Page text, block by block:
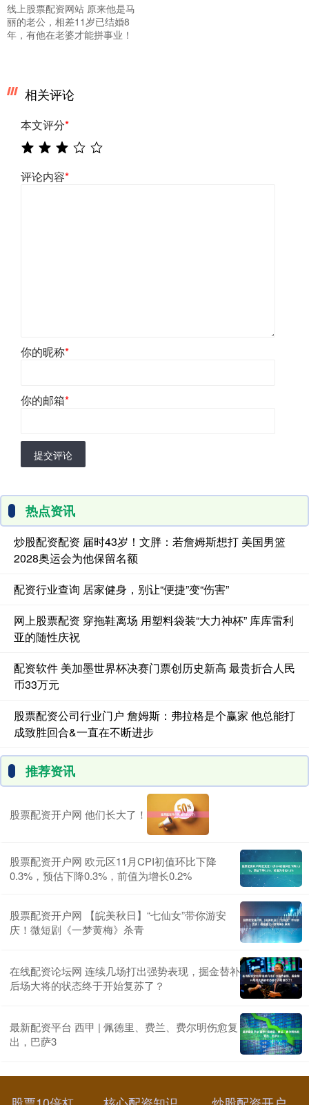
线上股票配资网站 原来他是马
丽的老公，相差11岁已结婚8
年，有他在老婆才能拼事业！
相关评论
本文评分*
评论内容*
你的昵称*
你的邮箱*
提交评论
热点资讯
炒股配资配资 届时43岁！文胖：若詹姆斯想打 美国男篮
2028奥运会为他保留名额
配资行业查询 居家健身，别让“便捷”变“伤害”
网上股票配资 穿拖鞋离场 用塑料袋装“大力神杯” 库库雷利
亚的随性庆祝
配资软件 美加墨世界杯决赛门票创历史新高 最贵折合人民
币33万元
股票配资公司行业门户 詹姆斯：弗拉格是个赢家 他总能打
成致胜回合&一直在不断进步
推荐资讯
股票配资开户网 他们长大了！
股票配资开户网 欧元区11月CPI初值环比下降
0.3%，预估下降0.3%，前值为增长0.2%
股票配资开户网 【皖美秋日】“七仙女”带你游安
庆！微短剧《一梦黄梅》杀青
在线配资论坛网 连续几场打出强势表现，掘金替补
后场大将的状态终于开始复苏了？
最新配资平台 西甲 | 佩德里、费兰、费尔明伤愈复
出，巴萨3